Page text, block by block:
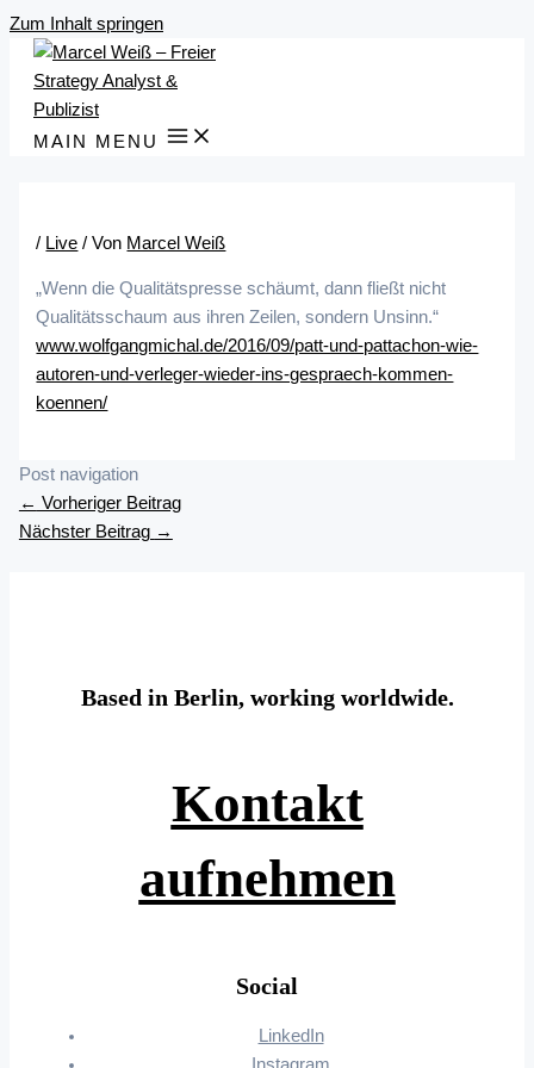
Zum Inhalt springen
MAIN MENU
/ Live / Von Marcel Weiß
„Wenn die Qualitätspresse schäumt, dann fließt nicht
Qualitätsschaum aus ihren Zeilen, sondern Unsinn.“
www.wolfgangmichal.de/2016/09/patt-und-pattachon-wie-
autoren-und-verleger-wieder-ins-gespraech-kommen-
koennen/
Post navigation
← Vorheriger Beitrag
Nächster Beitrag →
Based in Berlin, working worldwide.
Kontakt
aufnehmen
Social
LinkedIn
Instagram